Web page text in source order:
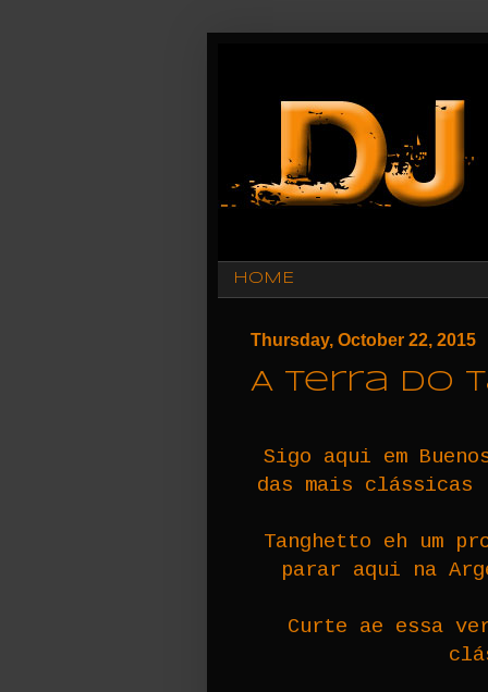
HOME
Thursday, October 22, 2015
A terra do
Sigo aqui em
das mais clássicas
Tanghetto eh um
parar aqui na
Curte ae essa